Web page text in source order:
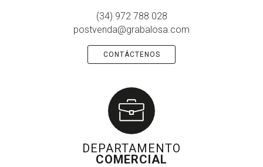
(34) 972 788 028
postvenda@grabalosa.com
CONTÁCTENOS
DEPARTAMENTO
COMERCIAL